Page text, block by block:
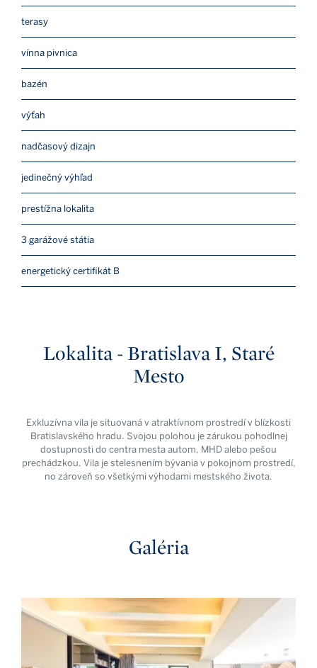
terasy
vínna pivnica
bazén
výťah
nadčasový dizajn
jedinečný výhľad
prestížna lokalita
3 garážové státia
energetický certifikát B
Lokalita - Bratislava I, Staré
Mesto
Exkluzívna vila je situovaná v atraktívnom prostredí v blízkosti
Bratislavského hradu. Svojou polohou je zárukou pohodlnej
dostupnosti do centra mesta autom, MHD alebo pešou
prechádzkou. Vila je stelesnením bývania v pokojnom prostredí,
no zároveň so všetkými výhodami mestského života.
Galéria